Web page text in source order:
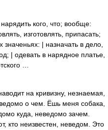
кого, что; вообще:
изготовлять, припасать;
| назначать в дело,
| одевать в нарядное платье,
…
на кривизну, незнаемая,
о чем. Ёшь меня собака,
куда, неведомо зачем.
кто неизвестен, неведом. Это